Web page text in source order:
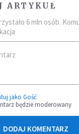
ARTYKUŁ
6 mln osób.
jako Gość
będzie moderowany
DODAJ KOMENTARZ